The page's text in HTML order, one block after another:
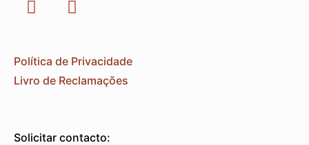
Política de Privacidade
Livro de Reclamações
Solicitar contacto: